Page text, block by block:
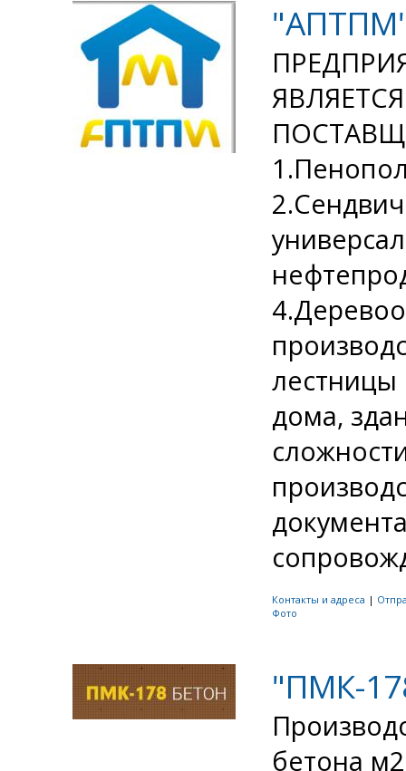
лестницы
дома,
Контакты и адреса |
Фото
"ПМК-
бетона